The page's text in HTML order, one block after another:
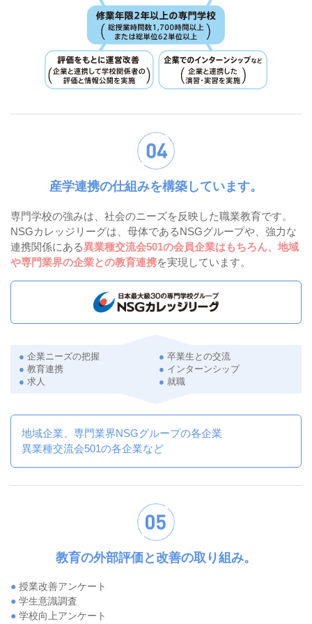
産学連携の仕組みを構築しています。
専門学校の強みは、社会のニーズを反映した職業教育です。
NSGカレッジリーグは、母体であるNSGグループや、強力な
連携関係にある異業種交流会501の会員企業はもちろん、地域
や専門業界の企業との教育連携を実現しています。
● 企業ニーズの把握 ● 卒業生との交流
● 教育連携 ● インターンシップ
● 求人 ● 就職
地域企業、専門業界NSGグループの各企業
異業種交流会501の各企業など
教育の外部評価と改善の取り組み。
● 授業改善アンケート
● 学生意識調査
● 学校向上アンケート